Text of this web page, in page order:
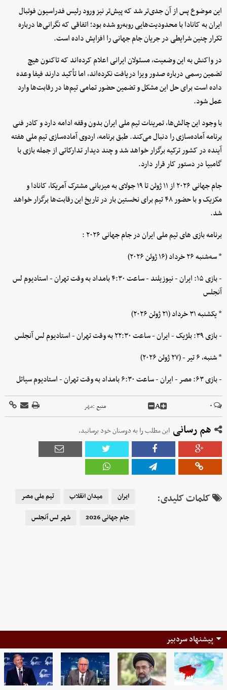
این موضوع پس از آن جدی‌تر شد که پیش‌تر نیز ورود رئیس فدراسیون فوتبال
ایران به کانادا با محدودیت‌هایی روبه‌رو شده بود؛ اتفاقی که نگرانی‌ها درباره
تکرار چنین شرایطی در جریان جام جهانی را افزایش داده است.
در واکنش به این وضعیت، مسئولان ایرانی اعلام کرده‌اند که تاکنون هیچ
تضمین رسمی درباره صدور ویزا دریافت نکرده‌اند، اما تأکید دارند فیفا وعده
داده است برای حل این مشکل و تضمین حضور تمامی تیم‌ها در رقابت‌ها وارد
عمل شود.
با وجود این چالش‌ها، تمرینات تیم ملی ایران بدون وقفه ادامه دارد و کادر فنی
برنامه آماده‌سازی را دنبال می‌کند. طبق برنامه، اردوی آماده‌سازی تیم ملی هفته
آینده در کشور ترکیه برگزار خواهد شد و چند دیدار تدارکاتی از جمله بازی با
گامبیا در دستور کار قرار دارد.
جام جهانی ۲۰۲۶ از ۱۱ ژوئن تا ۱۹ جولای به میزبانی مشترک آمریکا، کانادا و
مکزیک و با حضور ۴۸ تیم برای نخستین بار در تاریخ این رقابت‌ها برگزار خواهد
شد.
برنامه بازی های تیم ملی ایران در جام جهانی ۲۰۲۶ :
* سه‌شنبه ۲۶ خرداد (۱۶ ژوئن ۲۰۲۶)
- بازی ۱۵: ایران - نیوزیلند - ساعت ۴:۳۰ بامداد به وقت تهران - استادیوم لس
آنجلس
* یکشنبه ۳۱ خرداد (۲۱ ژوئن ۲۰۲۶)
- بازی ۳۹: بلژیک - ایران - ساعت ۲۲:۳۰ به وقت تهران - استادیوم لس آنجلس
* شنبه، ۶ تیر - (۲۷ ژوئن ۲۰۲۶)
- بازی ۶۳: مصر - ایران - ساعت ۶:۳۰ بامداد به وقت تهران - استادیوم سیاتل
۰ A منبع :مهر
هم رسانی این مطلب را به دوستان خود برسانید.
کلمات کلیدی: ایران میدان انقلاب
تیم ملی مصر
جام جهانی 2026
شهر لس آنجلس
پیشنهاد سردبیر